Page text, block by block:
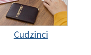
Cudzinci